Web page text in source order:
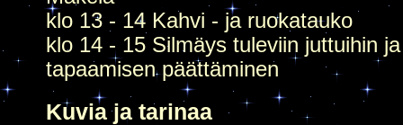
klo 13 - 14 Kahvi - ja ruokatauko
klo 14 - 15 Silmäys tuleviin juttuihin ja
tapaamisen päättäminen
Kuvia ja tarinaa